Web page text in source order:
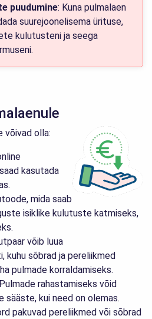
puudumine: Kuna pulmalaen
suurejoonelisema ürituse,
kulutusteni ja seega
võivad olla:
kasutada
mida saab
isiklike kulutuste katmiseks,
võib luua
kuhu sõbrad ja pereliikmed
pulmade korraldamiseks.
rahastamiseks võid
sääste, kui need on olemas.
pakuvad pereliikmed või sõbrad